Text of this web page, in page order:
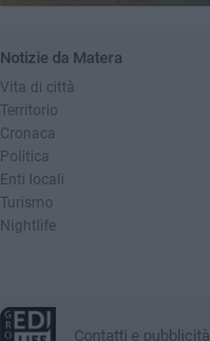
Notizie da Matera
Vita di città
Territorio
Cronaca
Politica
Enti locali
Turismo
Nightlife
Contatti e pubblicità